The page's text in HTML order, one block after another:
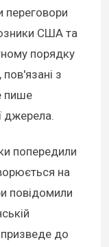
переговори
США та
порядку
з
пише
джерела.
попередили
на
повідомили
до